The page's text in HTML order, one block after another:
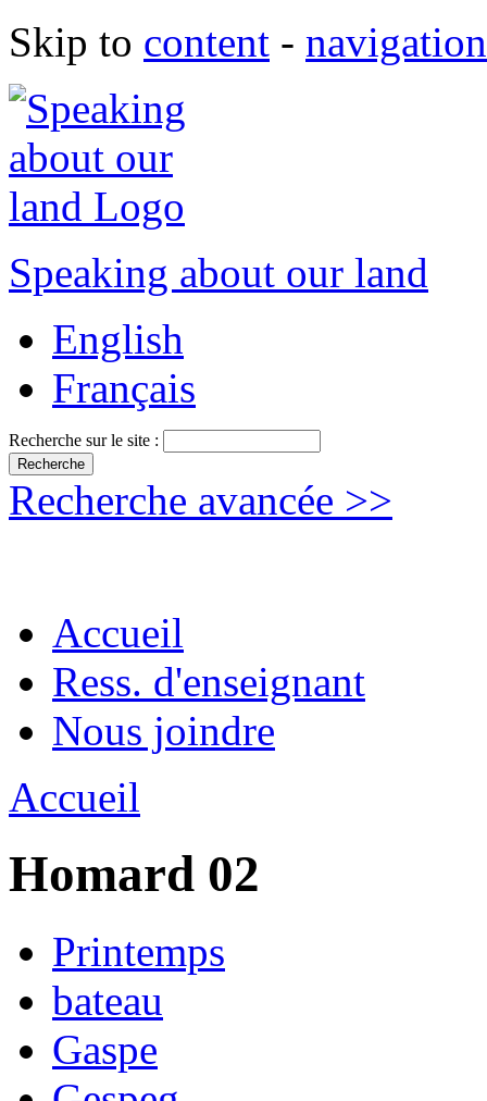
Skip to content - navigation
Speaking about our land
English
Français
Recherche sur le site :
Recherche avancée >>
Accueil
Ress. d'enseignant
Nous joindre
Accueil
Homard 02
Printemps
bateau
Gaspe